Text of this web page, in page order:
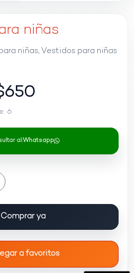
niñas
niñas, Vestidos para niñas
650
6
al:Whatsapp
Comprar ya
a favoritos